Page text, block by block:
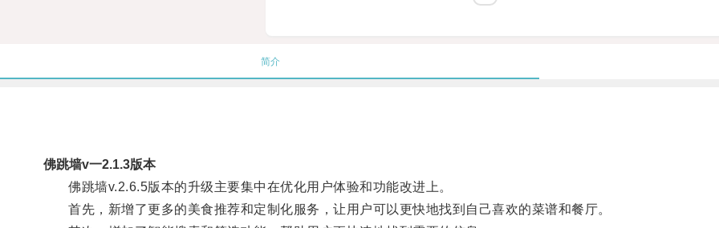
简介
佛跳墙v一2.1.3版本
佛跳墙v.2.6.5版本的升级主要集中在优化用户体验和功能改进上。
首先，新增了更多的美食推荐和定制化服务，让用户可以更快地找到自己喜欢的菜谱和餐厅。